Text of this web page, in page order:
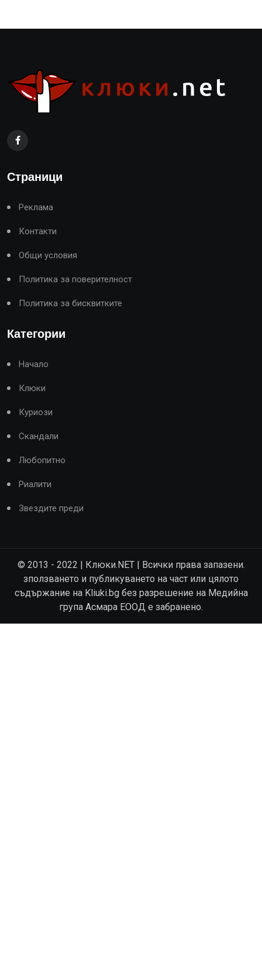
Страници
Реклама
Контакти
Общи условия
Политика за поверителност
Политика за бисквитките
Категории
Начало
Клюки
Куриози
Скандали
Любопитно
Риалити
Звездите преди
© 2013 - 2022 | Клюки.NET | Всички права запазени.
зползването и публикуването на част или цялото
съдържание на Kliuki.bg без разрешение на Медийна
група Асмара ЕООД е забранено.